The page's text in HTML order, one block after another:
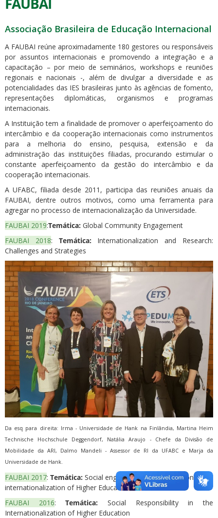
Associação Brasileira de Educação Internacional
A FAUBAI reúne aproximadamente 180 gestores ou responsáveis
por assuntos internacionais e promovendo a integração e a
capacitação – por meio de seminários, workshops e reuniões
regionais e nacionais -, além de divulgar a diversidade e as
potencialidades das IES brasileiras junto às agências de fomento,
representações diplomáticas, organismos e programas
internacionais.
A Instituição tem a finalidade de promover o aperfeiçoamento do
intercâmbio e da cooperação internacionais como instrumentos
para a melhoria do ensino, pesquisa, extensão e da
administração das instituições filiadas, procurando estimular o
constante aperfeiçoamento da gestão do intercâmbio e da
cooperação internacionais.
A UFABC, filiada desde 2011, participa das reuniões anuais da
FAUBAI, dentre outros motivos, como uma ferramenta para
agregar no processo de internacionalização da Universidade.
FAUBAI 2019:Temática: Global Community Engagement
FAUBAI 2018: Temática: Internationalization and Research:
Challenges and Strategies
Da esq para direita: Irma - Universidade de Hank na Finlândia, Martina Heim
Technische Hochschule Deggendorf, Natália Araujo - Chefe da Divisão de
Mobilidade da ARI, Dalmo Mandeli - Assessor de RI da UFABC e Marja da
Universidade de Hank.
FAUBAI 2017: Temática: Social engagement and innovation in the
internationalization of Higher Education
FAUBAI 2016:Temática: Social Responsibility in the
Internationalization of Higher Education